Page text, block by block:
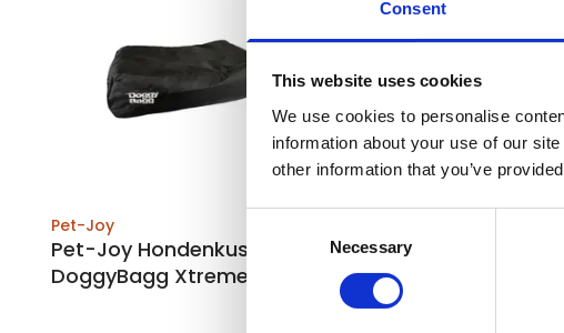
Consent
This website uses cookies
We use cookies to personalise
information about your use of our
other information that you’ve
Selection
Necessary
Pet-Joy
Pet-Joy Hondenkussen
DoggyBagg Xtreme maat M
Pet-Joy
DoggySiësta